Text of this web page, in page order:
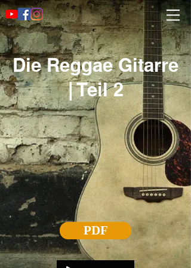
Die Reggae Gitarre
| Teil 2
PDF